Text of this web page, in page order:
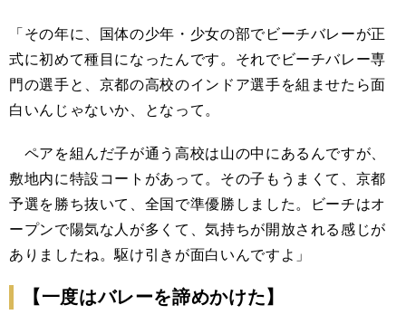
「その年に、国体の少年・少女の部でビーチバレーが正
式に初めて種目になったんです。それでビーチバレー専
門の選手と、京都の高校のインドア選手を組ませたら面
白いんじゃないか、となって。
ペアを組んだ子が通う高校は山の中にあるんですが、
敷地内に特設コートがあって。その子もうまくて、京都
予選を勝ち抜いて、全国で準優勝しました。ビーチはオ
ープンで陽気な人が多くて、気持ちが開放される感じが
ありましたね。駆け引きが面白いんですよ」
【一度はバレーを諦めかけた】